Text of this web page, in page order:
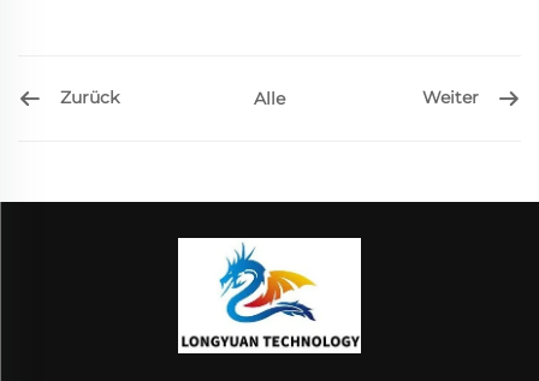
Zurück Alle Weiter